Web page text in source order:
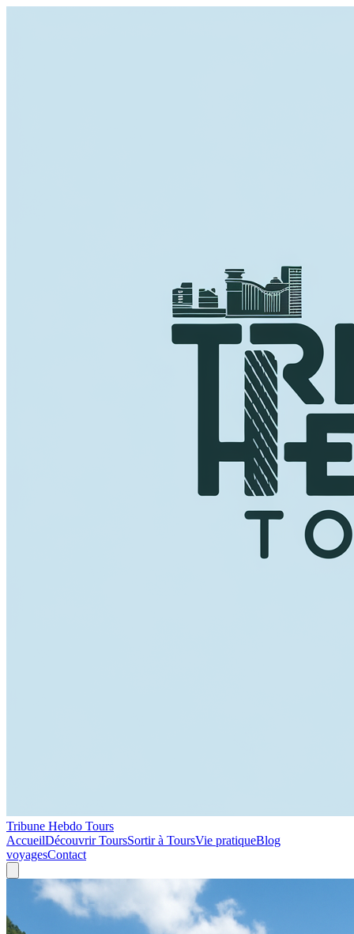
Tribune Hebdo Tours
AccueilDécouvrir ToursSortir à ToursVie pratiqueBlog
voyagesContact